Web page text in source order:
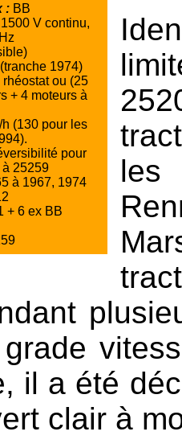
: BB
V continu,
1974)
rhéostat ou (25
+ 4 moteurs à
h (130 pour les
pour
à 25259
à 1967, 1974
+ 6 ex BB
les
il a été
clair à